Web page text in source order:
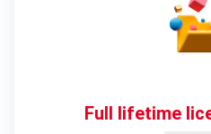
Full lifetime